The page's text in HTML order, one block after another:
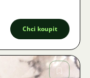
Chci koupit